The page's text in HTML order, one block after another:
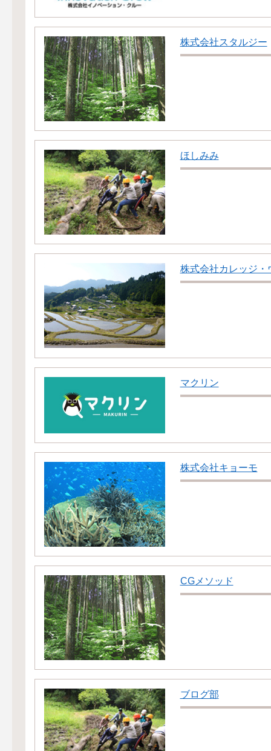
株式会社スタルジー
ほしみみ
株式会社カレッジ・
マクリン
株式会社キョーモ
CGメソッド
ブログ部